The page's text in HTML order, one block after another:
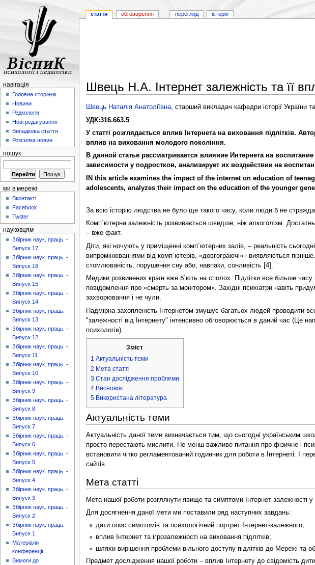
Швець Н.А. Інтернет залежність та її
Швець Наталія Анатоліївна, старший викладач кафедри історії України
УДК:316.663.5
У статті розглядається вплив Інтернета на виховання підлітків.
вплив на виховання молодого покоління.
В данной статье рассматривается влияние Интернета на
зависимости у подростков, анализирует их воздействие на
IN this article examines the impact of the internet on education of
adolescents, analyzes their impact on the education of the younger
За всю історію людства не було ще такого часу, коли люди б не
Комп`ютерна залежність розвивається швидше, ніж алкоголізм.
– вже факт.
Діти, які ночують у приміщенні комп`ютерних залів, – реальність
випромінюваннями від комп`ютерів, «довгограючі» і виявляються
стомлюваність, порушення сну або, навпаки, сонливість [4].
Медики розвинених країн вже б`ють на сполох. Підлітки все більше
повідомлення про «смерть за монітором». Західні психіатри навіть
захворювання і не чули.
Надмірна захопленість Інтернетом змушує багатьох людей
"залежності від Інтернету" інтенсивно обговорюється в даний час (Це
психологів).
Зміст
1 Актуальність теми
2 Мета статті
3 Стан дослідження проблеми
4 Висновок
5 Використана література
Актуальність теми
Актуальність даної теми визначається тим, що сьогодні українським
просто перестають мислити. Не менш важливе питання про фізичне і
встановити чітко регламентований годинник для роботи в Інтернеті. І
сайтів.
Мета статті
Мета нашої роботи розглянути явище та симптоми Інтернет-залежності у
Для досягнення даної мети ми поставили ряд наступних завдань:
дати опис симптомів та психологічний портрет Інтернет-залежного;
вплив Інтернет та ігрозалежності на виховання підлітків;
шляхи вирішення проблеми вільного доступу підлітків до Мережі та
Предмет дослідження нашої роботи – вплив Інтернету до свідомість
стаття обговорення перегляд історія
навігація
Головна сторінка
Новини
Редколегія
Нові редагування
Випадкова стаття
Розсилка новин
пошук
ми в мережі
Вконтакті
Facebook
Twitter
науковцям
Збірник наук. праць. -
Випуск 17
Збірник наук. праць. -
Випуск 16
Збірник наук. праць. -
Випуск 15
Збірник наук. праць. -
Випуск 14
Збірник наук. праць. -
Випуск 13
Збірник наук. праць. -
Випуск 12
Збірник наук. праць. -
Випуск 11
Збірник наук. праць. -
Випуск 10
Збірник наук. праць. -
Випуск 9
Збірник наук. праць. -
Випуск 8
Збірник наук. праць. -
Випуск 7
Збірник наук. праць. -
Випуск 6
Збірник наук. праць. -
Випуск 5
Збірник наук. праць. -
Випуск 4
Збірник наук. праць. -
Випуск 3
Збірник наук. праць. -
Випуск 2
Збірник наук. праць. -
Випуск 1
Матеріали
конференції
Вимоги до